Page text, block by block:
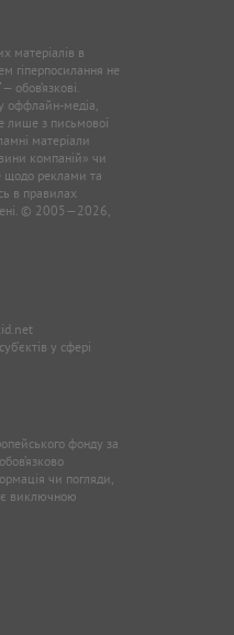
матеріалів в
гіперпосилання не
— обов’язкові.
оффлайн-медіа,
лише з письмової
матеріали
компаній» чи
щодо реклами та
в правилах
© 2005—2026,
у сфері
фонду за
чи погляди,
виключною